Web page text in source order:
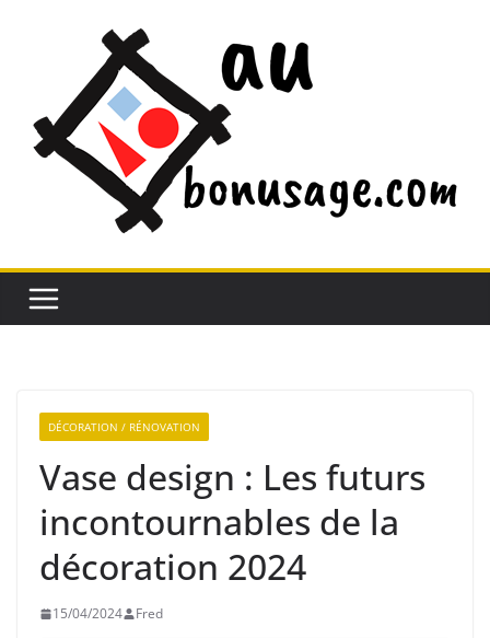
DÉCORATION / RÉNOVATION
Vase design : Les futurs
incontournables de la
décoration 2024
15/04/2024 Fred